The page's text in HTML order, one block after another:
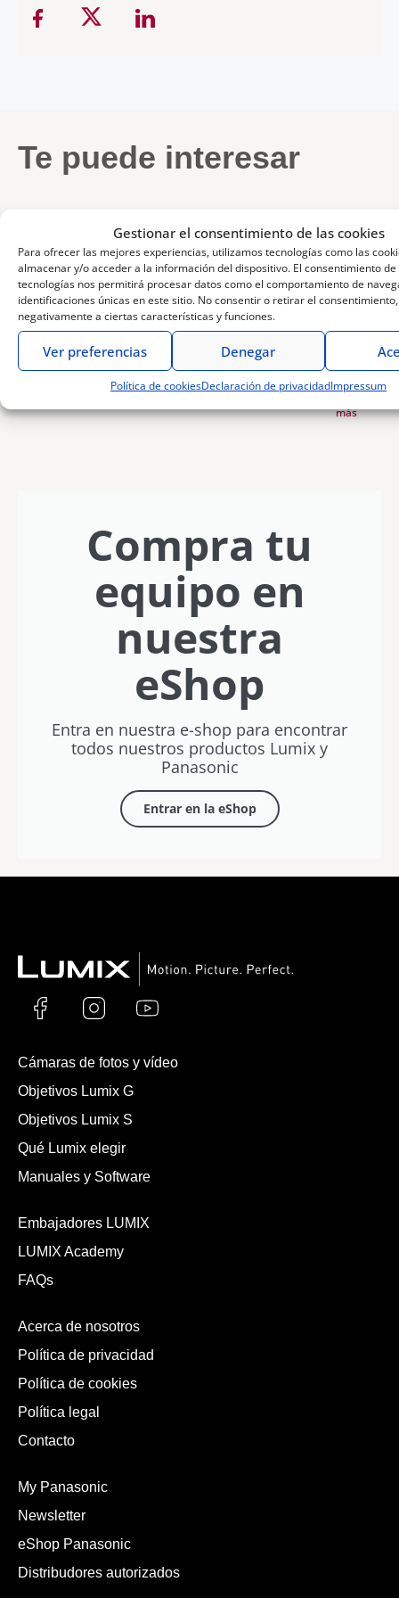
Gestionar el consentimiento de las cookies
Para ofrecer las mejores experiencias, utilizamos tecnologías como las
almacenar y/o acceder a la información del dispositivo. El consentimiento de
tecnologías nos permitirá procesar datos como el comportamiento de
identificaciones únicas en este sitio. No consentir o retirar el
negativamente a ciertas características y funciones.
Denegar
Ver preferencias
Política de cookiesDeclaración de privacidadImpressum
Te puede interesar
Las
mejores
cámaras
capturar
3 de agosto de
2026
Celebramos
25 años de
LUMIX con
la nueva
diseño
28 de mayo de
2026
Novedades
LUMIX S:
S9 Black
Titanium y
40mm F2
Leer más
24 de abril de
2026
LUMIX
TZ300: la
compañera
de viaje
con zoom
Leer más
13 de abril de
2026
Ponencia
de Aner
Etxebarria
en Gran
Leer más
5 de noviembre
de 2025
Charla
«Cómo
sacar el
máximo
a tu
Leer más
1 de julio de
2025
Domina
creación
de
con
Leer más
26 de junio de
2025
Ofertas
LUMIX
Verano
Leer
más
17 de junio
de 2025
Compra tu
equipo en
nuestra
eShop
Entra en nuestra e-shop para encontrar
todos nuestros productos Lumix y
Panasonic
Entrar en la eShop
Cámaras de fotos y vídeo
Objetivos Lumix G
Objetivos Lumix S
Qué Lumix elegir
Manuales y Software
Embajadores LUMIX
LUMIX Academy
FAQs
Acerca de nosotros
Política de privacidad
Política de cookies
Política legal
Contacto
My Panasonic
Newsletter
eShop Panasonic
Distribudores autorizados